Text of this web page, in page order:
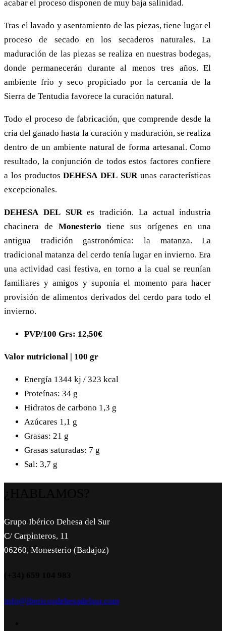
acabar el proceso disponen de muy baja salinidad.
Tras el lavado y asentamiento de las piezas, tiene lugar el
proceso de secado en los secaderos naturales. La
maduración de las piezas se realiza en nuestras bodegas,
donde permanecerán durante al menos tres años. El
ambiente frío y seco propiciado por la cercanía de la
Sierra de Tentudia favorece la curación natural.
Todo el proceso de fabricación, que comprende desde la
cría del ganado hasta la curación y maduración, se realiza
dentro de un ambiente natural de forma artesanal. Como
resultado, la conjunción de todos estos factores confiere
a los productosDEHESA DEL SUR unas características
excepcionales.
DEHESA DEL SURes tradición. La actual industria
chacinera deMonesterio tiene sus orígenes en una
antigua tradición gastronómica: la matanza. La
tradicional matanza del cerdo tenía lugar en invierno. Era
una actividad casi festiva, en torno a la cual se reunían
familiares y amigos y suponía el momento para hacer
provisión de alimentos derivados del cerdo para todo el
invierno.
PVP/100 Grs: 12,50€
Valor nutricional | 100 gr
Energía 1344 kj / 323 kcal
Proteínas: 34 g
Hidratos de carbono 1,3 g
Azúcares 1,1 g
Grasas: 21 g
Grasas saturadas: 7 g
Sal: 3,7 g
Grupo Ibérico Dehesa del Sur
C/ Carpinteros, 11
06260, Monesterio (Badajoz)
info@ibericosdehesadelsur.com